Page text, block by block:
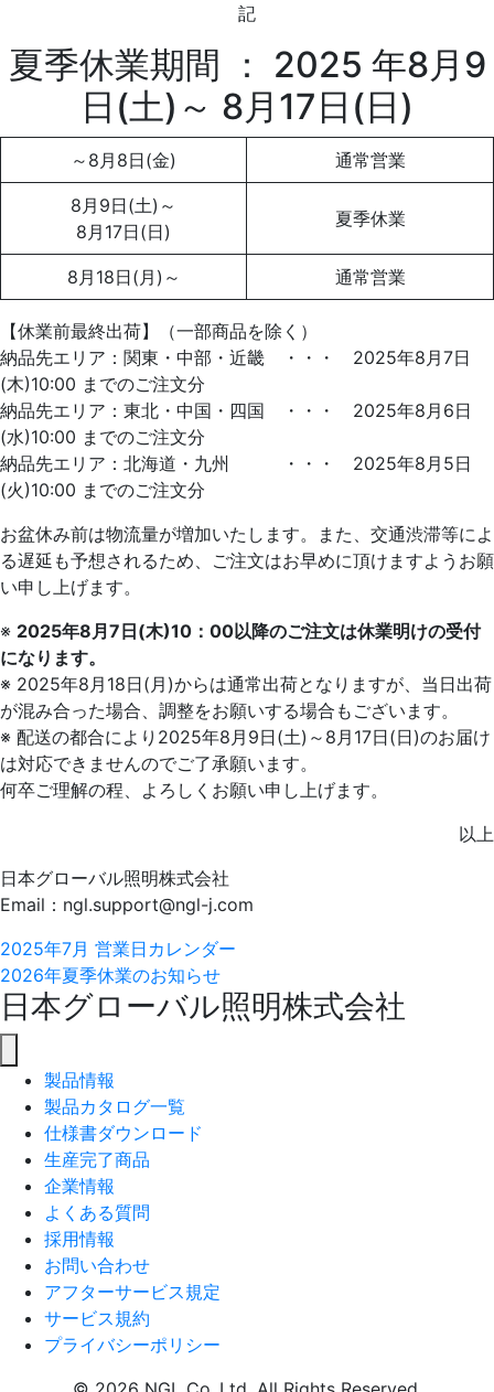
記
夏季休業期間 ： 2025 年8月9
日(土)～ 8月17日(日)
～8月8日(金) 通常営業
8月9日(土)～
8月17日(日)
夏季休業
8月18日(月)～ 通常営業
【休業前最終出荷】（一部商品を除く）
納品先エリア：関東・中部・近畿 ・・・ 2025年8月7日
(木)10:00 までのご注文分
納品先エリア：東北・中国・四国 ・・・ 2025年8月6日
(水)10:00 までのご注文分
納品先エリア：北海道・九州 ・・・ 2025年8月5日
(火)10:00 までのご注文分
お盆休み前は物流量が増加いたします。また、交通渋滞等によ
る遅延も予想されるため、ご注文はお早めに頂けますようお願
い申し上げます。
※ 2025年8月7日(木)10：00以降のご注文は休業明けの受付
になります。
※ 2025年8月18日(月)からは通常出荷となりますが、当日出荷
が混み合った場合、調整をお願いする場合もございます。
※ 配送の都合により2025年8月9日(土)～8月17日(日)のお届け
は対応できませんのでご了承願います。
何卒ご理解の程、よろしくお願い申し上げます。
以上
日本グローバル照明株式会社
Email：ngl.support@ngl-j.com
Posts
navigation
2025年7月 営業日カレンダー
2026年夏季休業のお知らせ
日本グローバル照明株式会社
製品情報
製品カタログ一覧
仕様書ダウンロード
生産完了商品
企業情報
よくある質問
採用情報
お問い合わせ
アフターサービス規定
サービス規約
プライバシーポリシー